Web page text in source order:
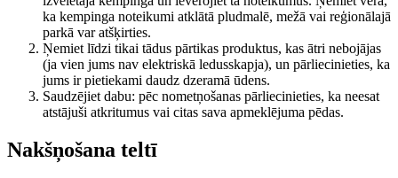
ka kempinga noteikumi atklātā pludmalē, mežā vai reģionālajā
parkā var atšķirties.
Ņemiet līdzi tikai tādus pārtikas produktus, kas ātri nebojājas
(ja vien jums nav elektriskā ledusskapja), un pārliecinieties, ka
jums ir pietiekami daudz dzeramā ūdens.
Saudzējiet dabu: pēc nometņošanas pārliecinieties, ka neesat
atstājuši atkritumus vai citas sava apmeklējuma pēdas.
Nakšņošana teltī